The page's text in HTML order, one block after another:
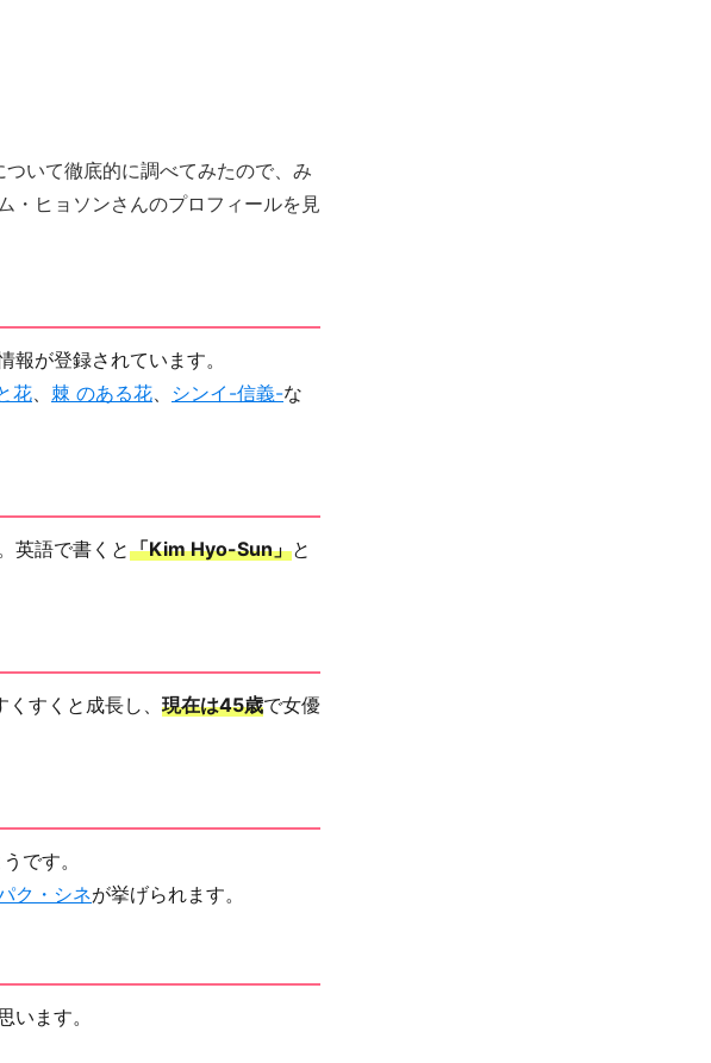
いて徹底的に調べてみたので、み
・ヒョソンさんのプロフィールを見
報が登録されています。
花、 棘 のある花、 シンイ-信義-な
英語で書くと「Kim Hyo-Sun」と
すくと成長し、 現在は45歳で女優
です。
ク・シネが挙げられます。
ます。